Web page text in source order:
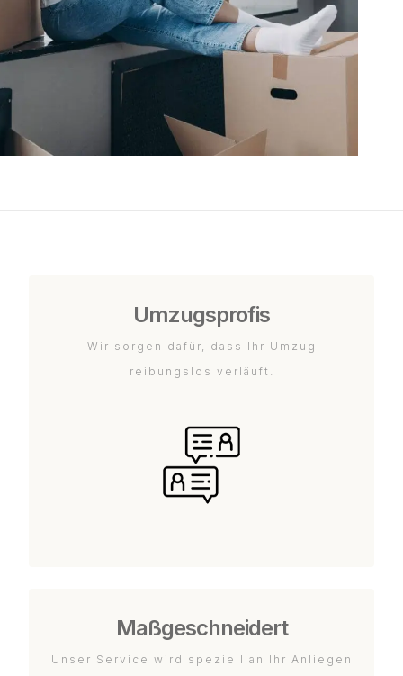
Umzugsprofis
Wir sorgen dafür, dass Ihr Umzug
reibungslos verläuft.
Maßgeschneidert
Unser Service wird speziell an Ihr Anliegen